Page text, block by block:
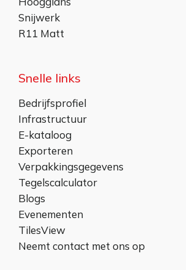
Snijwerk
R11 Matt
Snelle links
Bedrijfsprofiel
Infrastructuur
E-kataloog
Exporteren
Verpakkingsgegevens
Tegelscalculator
Blogs
Evenementen
TilesView
Neemt contact met ons op